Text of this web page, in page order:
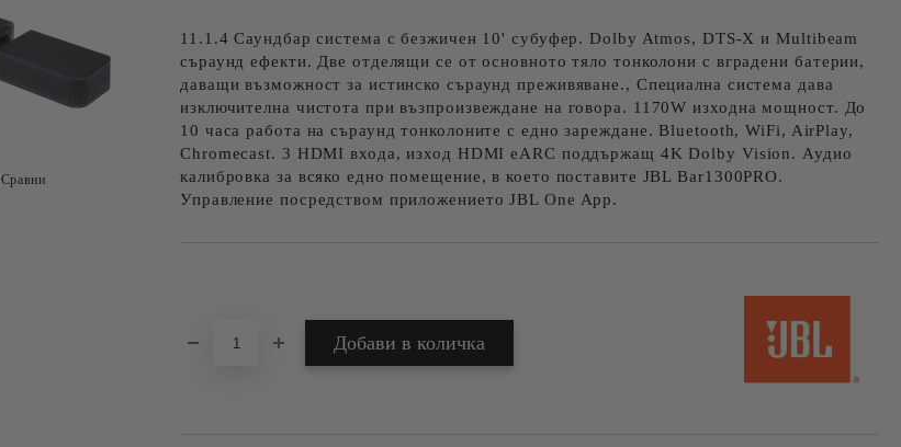
11.1.4 Саундбар система с безжичен 10' субуфер. Dolby Atmos, DTS-X и Multibeam
съраунд ефекти. Две отделящи се от основното тяло тонколони с вградени батерии,
даващи възможност за истинско съраунд преживяване., Специална система дава
изключителна чистота при възпроизвеждане на говора. 1170W изходна мощност. До
10 часа работа на съраунд тонколоните с едно зареждане. Bluetooth, WiFi, AirPlay,
Chromecast. 3 HDMI входа, изход HDMI eARC поддържащ 4K Dolby Vision. Аудио
калибровка за всяко едно помещение, в което поставите JBL Bar1300PRO.
Управление посредством приложението JBL One App.
Сравни